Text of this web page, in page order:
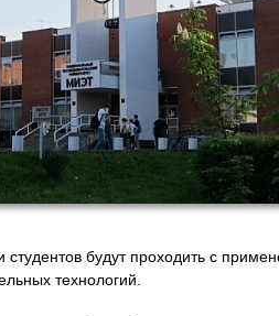
студентов будут проходить с
технологий.